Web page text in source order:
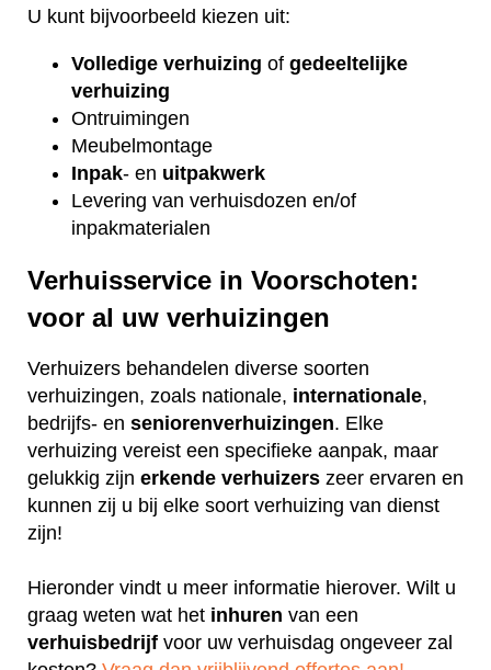
U kunt bijvoorbeeld kiezen uit:
Volledige verhuizing of gedeeltelijke
verhuizing
Ontruimingen
Meubelmontage
Inpak- en uitpakwerk
Levering van verhuisdozen en/of
inpakmaterialen
Verhuisservice in Voorschoten:
voor al uw verhuizingen
Verhuizers behandelen diverse soorten
verhuizingen, zoals nationale, internationale,
bedrijfs- en seniorenverhuizingen. Elke
verhuizing vereist een specifieke aanpak, maar
gelukkig zijn erkende verhuizers zeer ervaren en
kunnen zij u bij elke soort verhuizing van dienst
zijn!
Hieronder vindt u meer informatie hierover. Wilt u
graag weten wat het inhuren van een
verhuisbedrijf voor uw verhuisdag ongeveer zal